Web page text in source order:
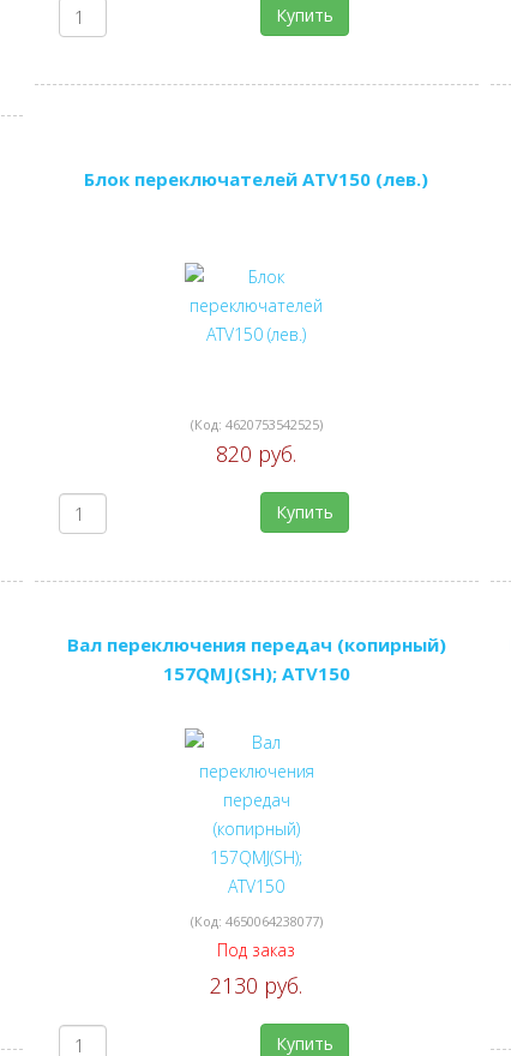
Купить
Блок переключателей ATV150 (лев.)
(Код: 4620753542525)
820 руб.
Купить
Вал переключения передач (копирный)
157QMJ(SH); ATV150
(Код: 4650064238077)
Под заказ
2130 руб.
Купить